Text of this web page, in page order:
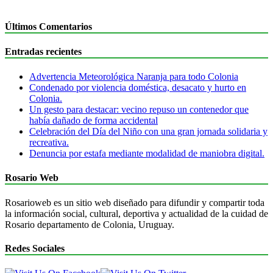
Últimos Comentarios
Entradas recientes
Advertencia Meteorológica Naranja para todo Colonia
Condenado por violencia doméstica, desacato y hurto en
Colonia.
Un gesto para destacar: vecino repuso un contenedor que
había dañado de forma accidental
Celebración del Día del Niño con una gran jornada solidaria y
recreativa.
Denuncia por estafa mediante modalidad de maniobra digital.
Rosario Web
Rosarioweb es un sitio web diseñado para difundir y compartir toda
la información social, cultural, deportiva y actualidad de la cuidad de
Rosario departamento de Colonia, Uruguay.
Redes Sociales